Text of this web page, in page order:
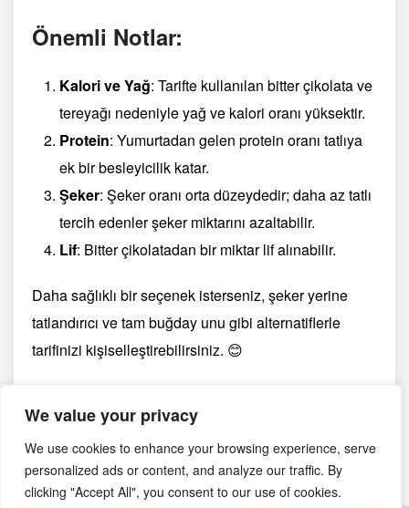
We value your privacy
We use cookies to enhance your browsing experience, serve
personalized ads or content, and analyze our traffic. By
clicking "Accept All", you consent to our use of cookies.
Önemli Notlar:
Kalori ve Yağ: Tarifte kullanılan bitter çikolata ve
tereyağı nedeniyle yağ ve kalori oranı yüksektir.
Protein: Yumurtadan gelen protein oranı tatlıya
ek bir besleyicilik katar.
Şeker: Şeker oranı orta düzeydedir; daha az tatlı
tercih edenler şeker miktarını azaltabilir.
Lif: Bitter çikolatadan bir miktar lif alınabilir.
Daha sağlıklı bir seçenek isterseniz, şeker yerine
tatlandırıcı ve tam buğday unu gibi alternatiflerle
tarifinizi kişiselleştirebilirsiniz. 😊
isterseniz Sıcak Çikolatalı Sufle
atabilirsiniz.
Çikolatalı sufle, hem lezzeti hem de zarif